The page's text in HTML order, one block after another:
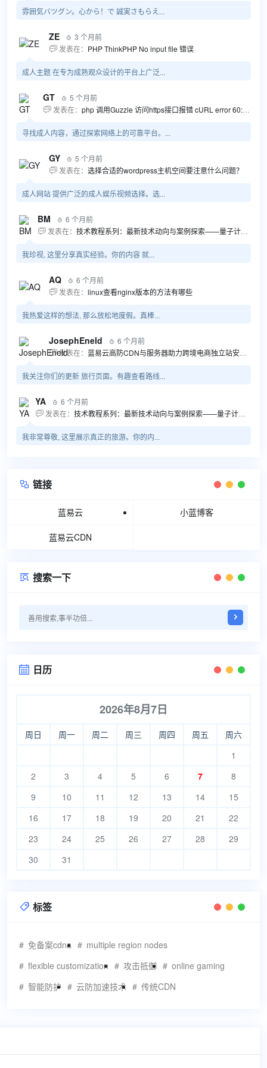
雰囲気バツグン。心から！で 誠実さもらえ...
ZE  3 个月前
 发表在： PHP ThinkPHP No input file 错误
成人主题 在专为成熟观众设计的平台上广泛...
GT  5 个月前
 发表在： php 调用Guzzle 访问https接口报错 cURL error 60: SSL certificate problem...
寻找成人内容，通过探索网络上的可靠平台。...
GY  5 个月前
 发表在： 选择合适的wordpress主机空间要注意什么问题？
成人网站 提供广泛的成人娱乐视频选择。选...
BM  6 个月前
 发表在： 技术教程系列：最新技术动向与案例探索——量子计算商业应用揭秘 该教程将深入探索最新技术动态，重点关注量子计算技术在商业领域的应用，结合具体案例阐述其背景、起因、经过和结果。同时，强调技术文档和运维文档的重要性，揭示它们在新技术发展和行业标准...
我珍视, 这里分享真实经验。你的内容 就...
AQ  6 个月前
 发表在： linux查看nginx版本的方法有哪些
我热爱这样的想法, 那么放松地度假。真棒...
JosephEneld  6 个月前
 发表在： 蓝易云高防CDN与服务器助力跨境电商独立站安全高效发展
我关注你们的更新 旅行页面。有趣查看路线...
YA  6 个月前
 发表在： 技术教程系列：最新技术动向与案例探索——量子计算商业应用揭秘 该教程将深入探索最新技术动态，重点关注量子计算技术在商业领域的应用，结合具体案例阐述其背景、起因、经过和结果。同时，强调技术文档和运维文档的重要性，揭示它们在新技术发展和行业标准...
我非常尊敬, 这里展示真正的旅游。你的内...
 链接
蓝易云 小蓝博客
蓝易云CDN
 搜索一下
 日历
2026年8月7日
周日 周一 周二 周三 周四 周五
周六
1
2
3 4 5 6 7
8
9
10 11 12 13 14
15
16
17 18 19 20 21
22
23
24 25 26 27 28
29
30
31
 标签
免备案cdna
multiple region nodes
flexible customization
攻击抵御
online gaming
智能防护
云防加速技术 传统CDN